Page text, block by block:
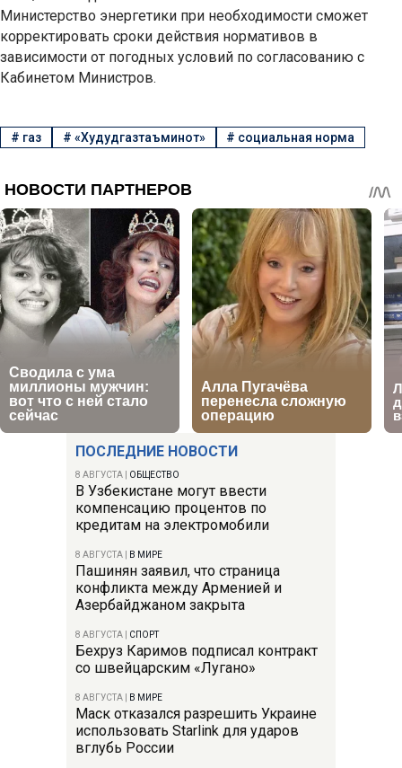
ПОСЛЕДНИЕ НОВОСТИ
8 АВГУСТА ОБЩЕСТВО
В Узбекистане могут ввести
компенсацию процентов по
кредитам на электромобили
8 АВГУСТА В МИРЕ
Пашинян заявил, что страница
конфликта между Арменией и
Азербайджаном закрыта
8 АВГУСТА СПОРТ
Бехруз Каримов подписал контракт
со швейцарским «Лугано»
8 АВГУСТА В МИРЕ
Маск отказался разрешить Украине
использовать Starlink для ударов
вглубь России
Министерство энергетики при необходимости сможет
корректировать сроки действия нормативов в
зависимости от погодных условий по согласованию с
Кабинетом Министров.
# газ # «Худудгазтаъминот» # социальная норма